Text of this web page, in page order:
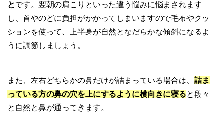
とです。翌朝の肩こりといった違う悩みに悩まされます
し、首やのどに負担がかかってしまいますので毛布やクッ
ションを使って、上半身が自然となだらかな傾斜になるよ
うに調節しましょう。
また、左右どちらかの鼻だけが詰まっている場合は、 詰ま
っている方の鼻の穴を上にするように横向きに寝ると段々
と自然と鼻が通ってきます。